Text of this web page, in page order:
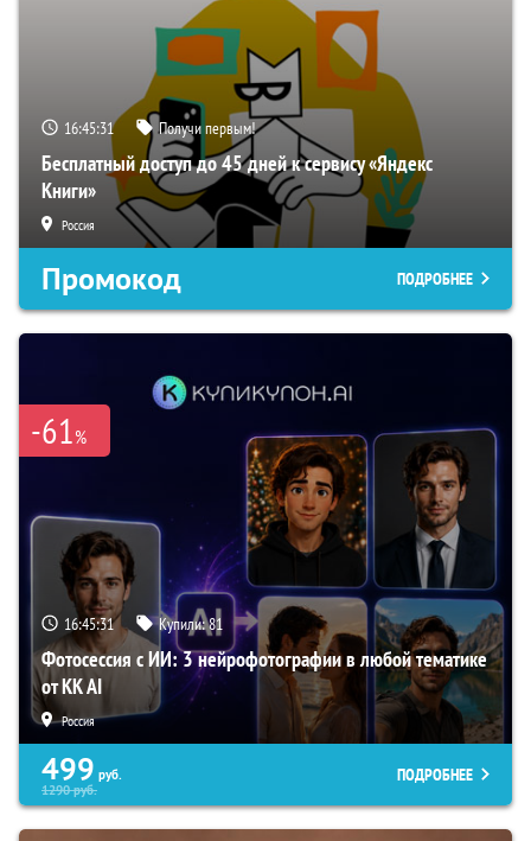
16:45:30 Получи первым!
Бесплатный доступ до 45 дней к сервису «Яндекс
Книги»
Россия
Промокод ПОДРОБНЕЕ
-61%
16:45:30 Купили:81
Фотосессия с ИИ: 3 нейрофотографии в любой тематике
от KK AI
Россия
499 руб.
1290руб.
ПОДРОБНЕЕ